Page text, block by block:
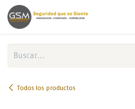
Ir al contenido
Todos los productos